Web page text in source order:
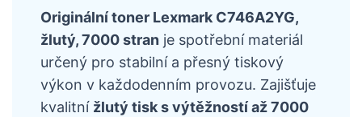
Originální toner Lexmark C746A2YG,
žlutý, 7000 stran je spotřební materiál
určený pro stabilní a přesný tiskový
výkon v každodenním provozu. Zajišťuje
kvalitní žlutý tisk s výtěžností až 7000